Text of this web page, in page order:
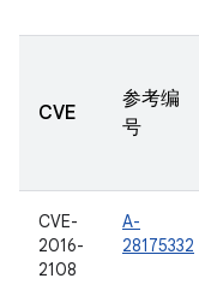
CVE
参考编
号
CVE-
2016-
2108
A-
28175332